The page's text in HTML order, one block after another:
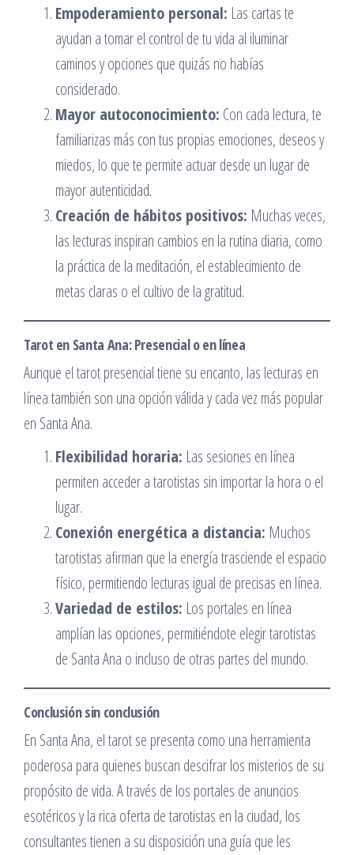
Empoderamiento personal: Las cartas te
ayudan a tomar el control de tu vida al iluminar
caminos y opciones que quizás no habías
considerado.
Mayor autoconocimiento: Con cada lectura, te
familiarizas más con tus propias emociones, deseos y
miedos, lo que te permite actuar desde un lugar de
mayor autenticidad.
Creación de hábitos positivos: Muchas veces,
las lecturas inspiran cambios en la rutina diaria, como
la práctica de la meditación, el establecimiento de
metas claras o el cultivo de la gratitud.
Tarot en Santa Ana: Presencial o en línea
Aunque el tarot presencial tiene su encanto, las lecturas en
línea también son una opción válida y cada vez más popular
en Santa Ana.
Flexibilidad horaria: Las sesiones en línea
permiten acceder a tarotistas sin importar la hora o el
lugar.
Conexión energética a distancia: Muchos
tarotistas afirman que la energía trasciende el espacio
físico, permitiendo lecturas igual de precisas en línea.
Variedad de estilos: Los portales en línea
amplían las opciones, permitiéndote elegir tarotistas
de Santa Ana o incluso de otras partes del mundo.
Conclusión sin conclusión
En Santa Ana, el tarot se presenta como una herramienta
poderosa para quienes buscan descifrar los misterios de su
propósito de vida. A través de los portales de anuncios
esotéricos y la rica oferta de tarotistas en la ciudad, los
consultantes tienen a su disposición una guía que les